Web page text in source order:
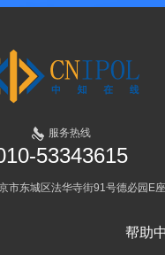
服务热线
53343615
市东城区法华寺街91号德必园E座
帮助